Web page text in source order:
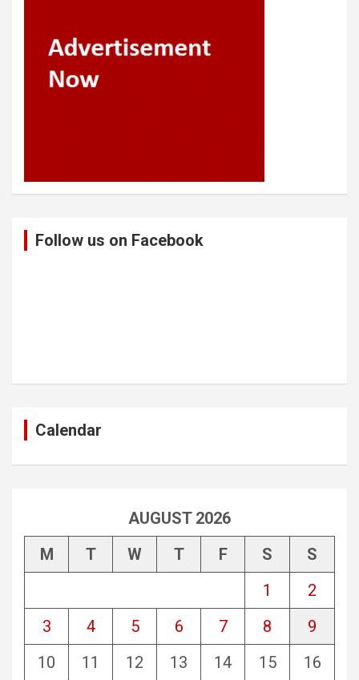
Follow us on Facebook
Calendar
AUGUST 2026
M
T W T F S
S
1
2
3
4 5 6 7 8
9
10
11 12 13 14 15
16